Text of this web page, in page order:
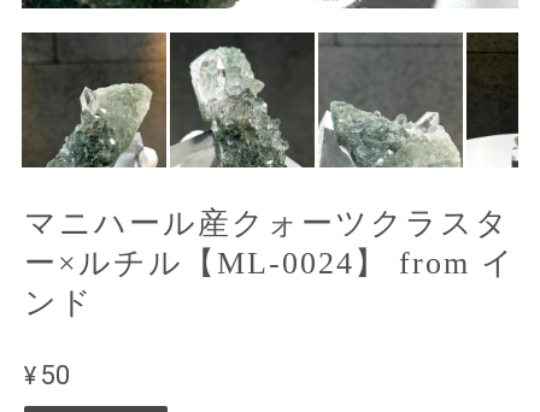
マニハール産クォーツクラスタ
ー×ルチル【ML-0024】 from イ
ンド
¥50